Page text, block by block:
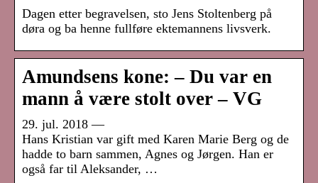
Dagen etter begravelsen, sto Jens Stoltenberg på
døra og ba henne fullføre ektemannens livsverk.
Amundsens kone: – Du var en
mann å være stolt over – VG
29. jul. 2018 —
Hans Kristian var gift med Karen Marie Berg og de
hadde to barn sammen, Agnes og Jørgen. Han er
også far til Aleksander, …